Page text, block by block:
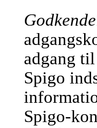
adgang
Spigo
Spigo-